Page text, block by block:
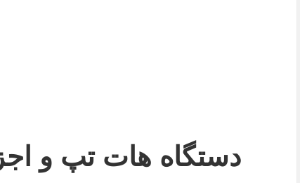
دستگاه هات تپ و